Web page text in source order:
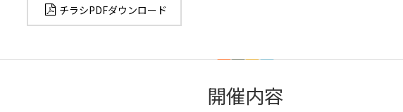
チラシPDFダウンロード
開催内容